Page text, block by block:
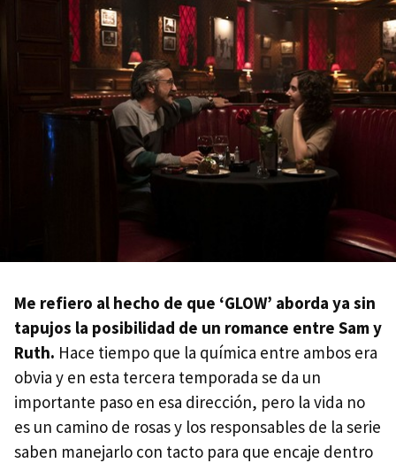
Me refiero al hecho de que ‘GLOW’ aborda ya sin
tapujos la posibilidad de un romance entre Sam y
Ruth. Hace tiempo que la química entre ambos era
obvia y en esta tercera temporada se da un
importante paso en esa dirección, pero la vida no
es un camino de rosas y los responsables de la serie
saben manejarlo con tacto para que encaje dentro